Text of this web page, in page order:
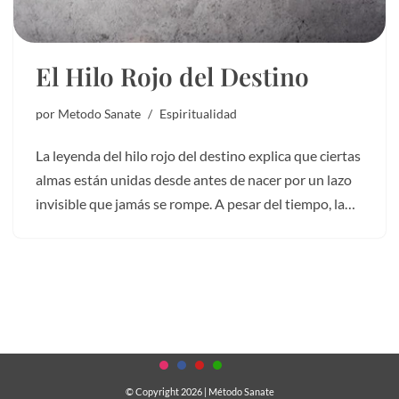
El Hilo Rojo del Destino
por Metodo Sanate Espiritualidad
La leyenda del hilo rojo del destino explica que ciertas
almas están unidas desde antes de nacer por un lazo
invisible que jamás se rompe. A pesar del tiempo, la…
© Copyright 2026| Método Sanate